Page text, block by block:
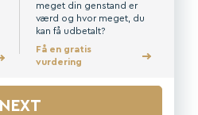
meget din genstand er
værd og hvor meget, du
kan få udbetalt?
Få en gratis
vurdering
NEXT